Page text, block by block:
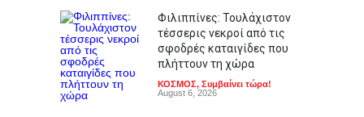
Φιλιππίνες: Τουλάχιστον
τέσσερις νεκροί από τις
σφοδρές καταιγίδες που
πλήττουν τη χώρα
ΚΟΣΜΟΣ, Συμβαίνει τώρα!
August 6, 2026